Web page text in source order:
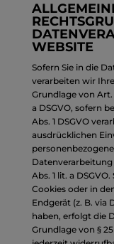
WEBSITE
Sofern Sie in die
verarbeiten wir
Grundlage von Art.
a DSGVO, sofern
Abs. 1 DSGVO
ausdrücklichen
Abs. 1 lit. a
Cookies oder in
Endgerät (z. B.
haben, erfolgt die
Grundlage von §